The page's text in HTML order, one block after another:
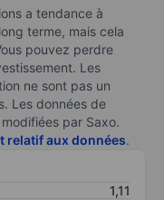
a tendance à
terme, mais cela
pouvez perdre
Les
ne sont pas un
Les données de
par Saxo.
relatif aux données.
1,11